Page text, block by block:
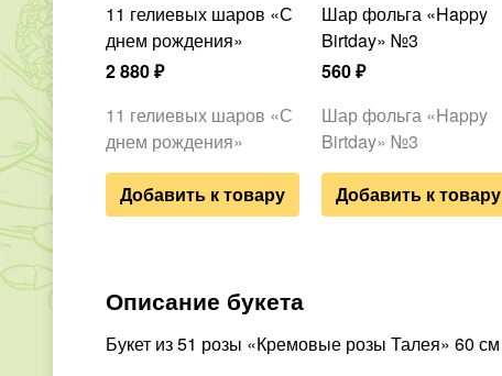
11 гелиевых шаров «С
днем рождения»
2 880₽
11 гелиевых шаров «С
днем рождения»
Добавить к товару
Шар фольга «Happy
Birtday» №3
560₽
Шар фольга «Happy
Birtday» №3
Добавить к товару
Описание букета
Букет из 51 розы «Кремовые розы Талея» 60 см